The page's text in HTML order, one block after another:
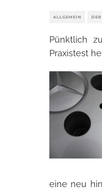
ALLGEMEIN DER
Pünktlich
Praxistest
eine neu